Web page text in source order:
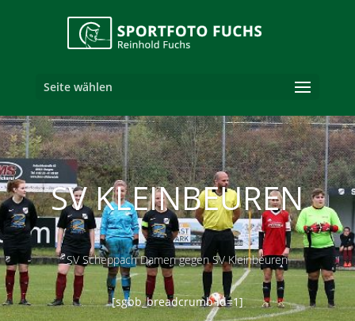
Seite wählen
SV KLEINBEUREN
SV Scheppach Damen gegen SV Kleinbeuren
[sgbb_breadcrumb id=1]